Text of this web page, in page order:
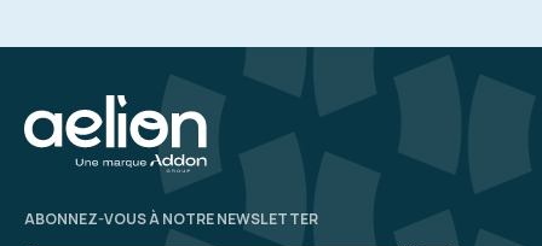
ABONNEZ-VOUS À NOTRE NEWSLETTER